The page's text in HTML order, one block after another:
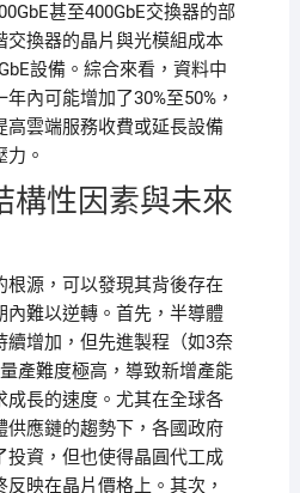
甚至400GbE交換器的部
交換器的晶片與光模組成本
設備。綜合來看，資料中
內可能增加了30%至50%，
高雲端服務收費或延長設備
。
構性因素與未來
根源，可以發現其背後存在
內難以逆轉。首先，半導體
續增加，但先進製程（如3奈
產難度極高，導致新增產能
成長的速度。尤其在全球各
供應鏈的趨勢下，各國政府
投資，但也使得晶圓代工成
映在晶片價格上。其次，